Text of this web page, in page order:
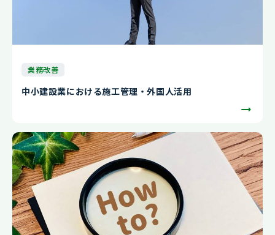
業務改善
中小建設業における施工管理・外国人活用